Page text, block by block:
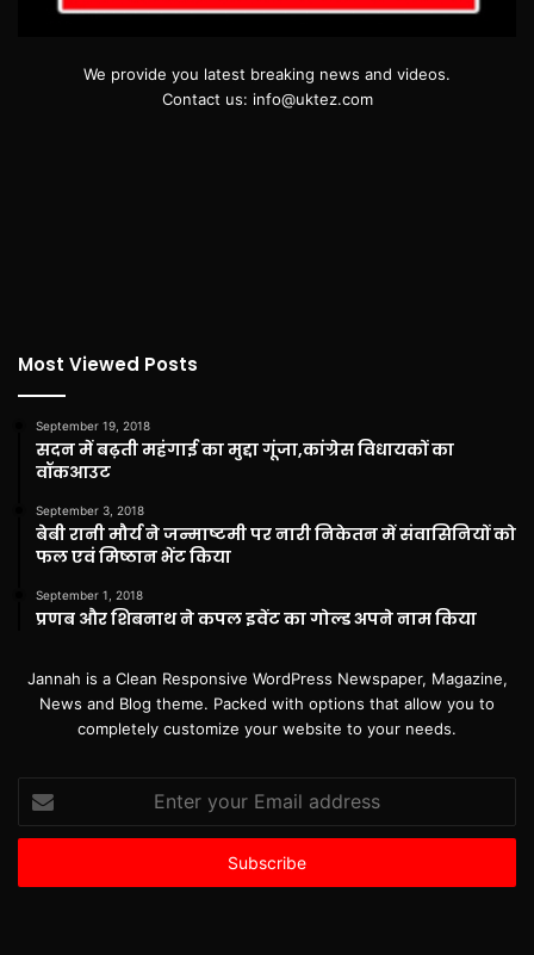
We provide you latest breaking news and videos.
Contact us: info@uktez.com
Most Viewed Posts
September 19, 2018
सदन में बढ़ती महंगाई का मुद्दा गूंजा,कांग्रेस विधायकों का
वॉकआउट
September 3, 2018
बेबी रानी मौर्य ने जन्माष्टमी पर नारी निकेतन में संवासिनियों को
फल एवं मिष्ठान भेंट किया
September 1, 2018
प्रणब और शिबनाथ ने कपल इवेंट का गोल्ड अपने नाम किया
Jannah is a Clean Responsive WordPress Newspaper, Magazine,
News and Blog theme. Packed with options that allow you to
completely customize your website to your needs.
Enter
your
Email